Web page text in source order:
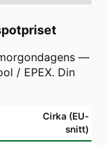
—
/ EPEX. Din
Cirka (EU-
snitt)